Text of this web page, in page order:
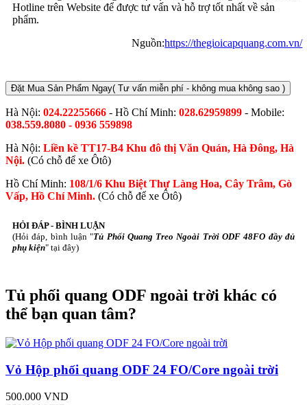
Hotline trên Website để được tư vấn và hỗ trợ tốt nhất về sản
phẩm.
Nguồn:https://thegioicapquang.com.vn/
Đặt Mua Sản Phẩm Ngay( Tư vấn miễn phí - không mua không sao )
Hà Nội: 024.22255666 - Hồ Chí Minh: 028.62959899 - Mobile:
038.559.8080 - 0936 559898
Hà Nội: Liền kề TT17-B4 Khu đô thị Văn Quán, Hà Đông, Hà
Nội. (Có chỗ để xe Ôtô)
Hồ Chí Minh: 108/1/6 Khu Biệt Thự Làng Hoa, Cây Trâm, Gò
Vấp, Hồ Chí Minh. (Có chỗ để xe Ôtô)
HỎI ĐÁP - BÌNH LUẬN
(Hỏi đáp, bình luận "Tủ Phối Quang Treo Ngoài Trời ODF 48FO đầy đủ
phụ kiện" tại đây)
Tủ phối quang ODF ngoài trời khác có
thể bạn quan tâm?
Vỏ Hộp phối quang ODF 24 FO/Core ngoài trời
500.000 VND